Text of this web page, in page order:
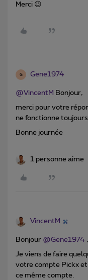
Merci 😉
G Gene1974
@VincentM Bonjour,
merci pour votre
ne fonctionne
Bonne journée
1 personne aime
VincentM
Bonjour @Gene1974 ,
Je viens de faire
votre compte Pickx
ce même compte.